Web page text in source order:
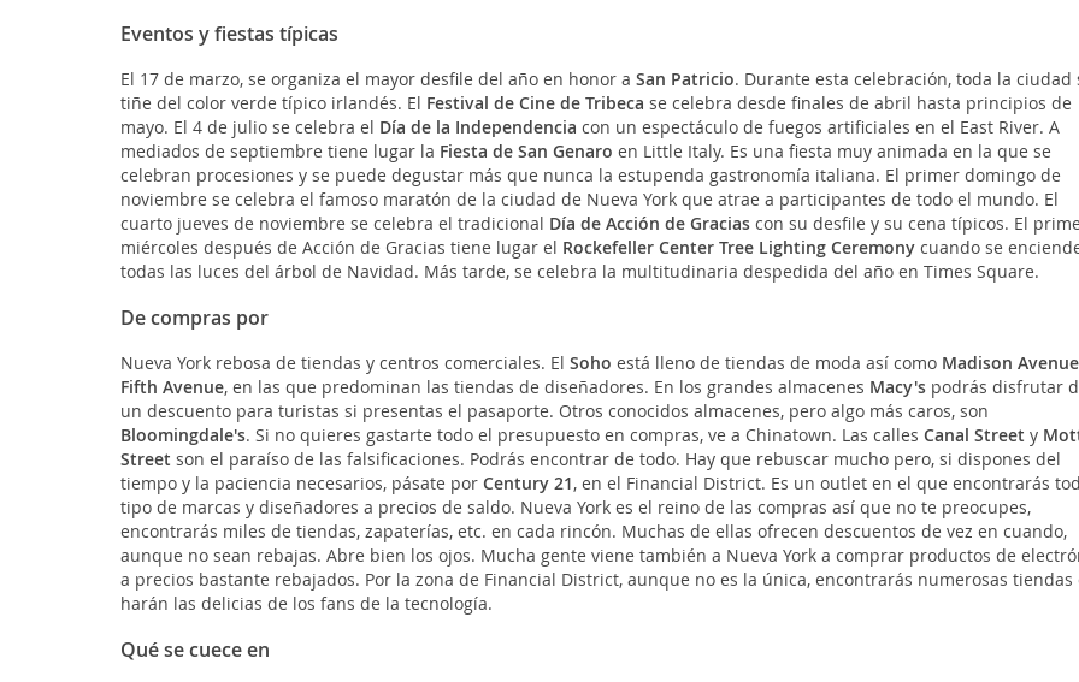
Eventos y fiestas típicas
El 17 de marzo, se organiza el mayor desfile del año en honor a San Patricio. Durante esta celebración, toda la ciudad
tiñe del color verde típico irlandés. El Festival de Cine de Tribeca se celebra desde finales de abril hasta principios de
mayo. El 4 de julio se celebra el Día de la Independencia con un espectáculo de fuegos artificiales en el East River. A
mediados de septiembre tiene lugar la Fiesta de San Genaro en Little Italy. Es una fiesta muy animada en la que se
celebran procesiones y se puede degustar más que nunca la estupenda gastronomía italiana. El primer domingo de
noviembre se celebra el famoso maratón de la ciudad de Nueva York que atrae a participantes de todo el mundo. El
cuarto jueves de noviembre se celebra el tradicional Día de Acción de Graciascon su desfile y su cena típicos. El
miércoles después de Acción de Gracias tiene lugar el Rockefeller Center Tree Lighting Ceremonycuando se
todas las luces del árbol de Navidad. Más tarde, se celebra la multitudinaria despedida del año en Times Square.
De compras por
Nueva York rebosa de tiendas y centros comerciales. El Soho está lleno de tiendas de moda así como Madison Avenue
Fifth Avenue, en las que predominan las tiendas de diseñadores. En los grandes almacenes Macy'spodrás disfrutar
un descuento para turistas si presentas el pasaporte. Otros conocidos almacenes, pero algo más caros, son
Bloomingdale's. Si no quieres gastarte todo el presupuesto en compras, ve a Chinatown. Las calles Canal Street y
Street son el paraíso de las falsificaciones. Podrás encontrar de todo. Hay que rebuscar mucho pero, si dispones del
tiempo y la paciencia necesarios, pásate por Century 21, en el Financial District. Es un outlet en el que encontrarás
tipo de marcas y diseñadores a precios de saldo. Nueva York es el reino de las compras así que no te preocupes,
encontrarás miles de tiendas, zapaterías, etc. en cada rincón. Muchas de ellas ofrecen descuentos de vez en cuando,
aunque no sean rebajas. Abre bien los ojos. Mucha gente viene también a Nueva York a comprar productos de
a precios bastante rebajados. Por la zona de Financial District, aunque no es la única, encontrarás numerosas tiendas
harán las delicias de los fans de la tecnología.
Qué se cuece en